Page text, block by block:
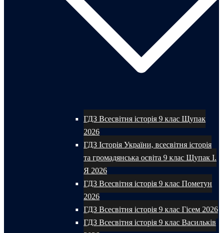
ГДЗ Всесвітня історія 9 клас Щупак
2026
ГДЗ Історія України, всесвітня історія
та громадянська освіта 9 клас Щупак І.
Я 2026
ГДЗ Всесвітня історія 9 клас Пометун
2026
ГДЗ Всесвітня історія 9 клас Гісем 2026
ГДЗ Всесвітня історія 9 клас Васильків